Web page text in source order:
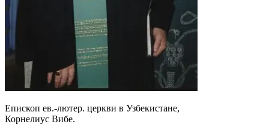
Епископ ев.-лютер. церкви в Узбекистане,
Корнелиус Вибе.